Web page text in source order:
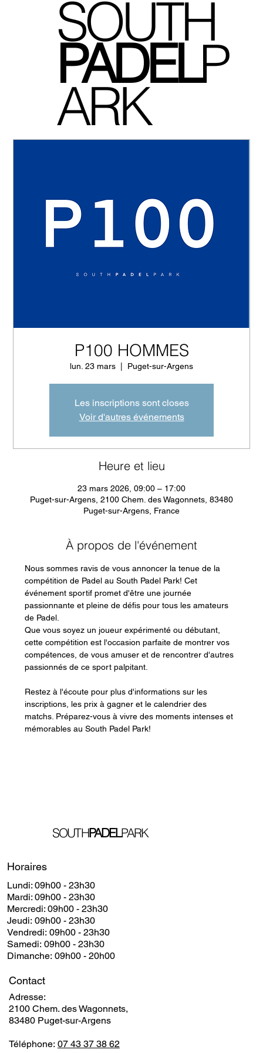
SOUTH
PADELP
ARK
P100 HOMMES
lun. 23 mars Puget-sur-Argens
Les inscriptions sont closes
Voir d'autres événements
Heure et lieu
23 mars 2026, 09:00 – 17:00
Puget-sur-Argens, 2100 Chem. des Wagonnets, 83480
Puget-sur-Argens, France
À propos de l'événement
Nous sommes ravis de vous annoncer la tenue de la
compétition de Padel au South Padel Park! Cet
événement sportif promet d'être une journée
passionnante et pleine de défis pour tous les amateurs
de Padel.
Que vous soyez un joueur expérimenté ou débutant,
cette compétition est l'occasion parfaite de montrer vos
compétences, de vous amuser et de rencontrer d'autres
passionnés de ce sport palpitant.
Restez à l'écoute pour plus d'informations sur les
inscriptions, les prix à gagner et le calendrier des
matchs. Préparez-vous à vivre des moments intenses et
mémorables au South Padel Park!
SOUTHPADELPARK
Horaires
Lundi: 09h00 - 23h30
​​Mardi: 09h00 - 23h30
​Mercredi: 09h00 - 23h30
Jeudi: 09h00 - 23h30
Vendredi: 09h00 - 23h30
Samedi: 09h00 - 23h30
Dimanche: 09h00 - 20h00
Contact
Adresse:
2100 Chem. des Wagonnets,
83480 Puget-sur-Argens
Téléphone: 07 43 37 38 62